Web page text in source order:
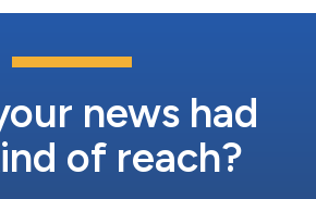
ンゲージメント、安全性、快適性に重点
を借りて、 TVSモーター・カンパニーの
ターであるSudarshan Venuは次のよう
常に技術を変革し、再...
news had
of reach?